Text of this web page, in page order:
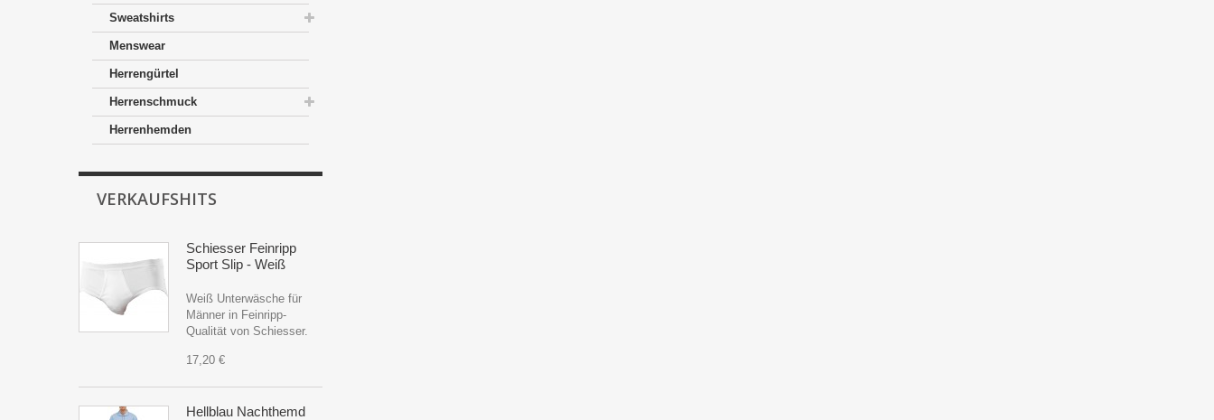
Sweatshirts
Menswear
Herrengürtel
Herrenschmuck
Herrenhemden
VERKAUFSHITS
Schiesser Feinripp
Sport Slip - Weiß
Weiß Unterwäsche für
Männer in Feinripp-
Qualität von Schiesser.
17,20 €
Hellblau Nachthemd